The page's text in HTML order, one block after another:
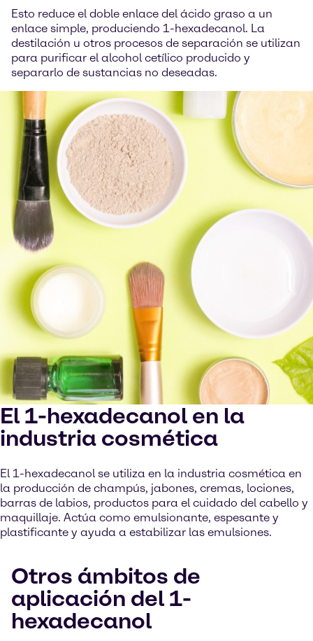
Esto reduce el doble enlace del ácido graso a un
enlace simple, produciendo 1-hexadecanol. La
destilación u otros procesos de separación se utilizan
para purificar el alcohol cetílico producido y
separarlo de sustancias no deseadas.
El 1-hexadecanol en la
industria cosmética
El 1-hexadecanol se utiliza en la industria cosmética en
la producción de champús, jabones, cremas, lociones,
barras de labios, productos para el cuidado del cabello y
maquillaje. Actúa como emulsionante, espesante y
plastificante y ayuda a estabilizar las emulsiones.
Otros ámbitos de
aplicación del 1-
hexadecanol